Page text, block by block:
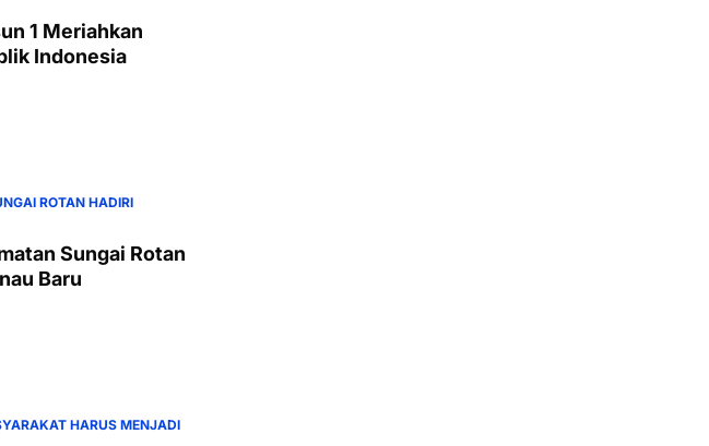
1 Meriahkan
Indonesia
ROTAN HADIRI
Sungai Rotan
Baru
HARUS MENJADI